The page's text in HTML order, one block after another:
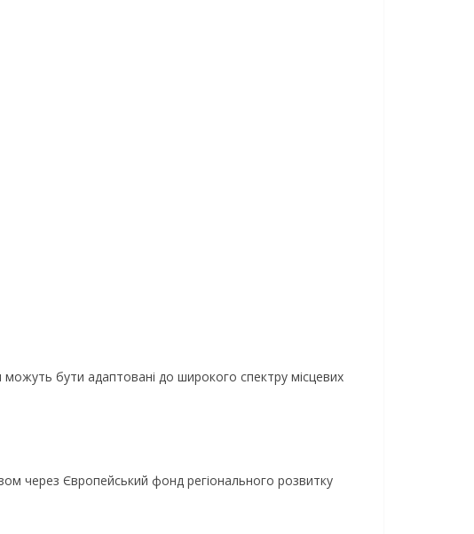
бути адаптовані до широкого спектру місцевих
через Європейський фонд регіонального розвитку